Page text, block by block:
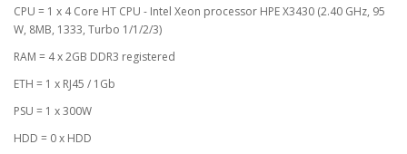
CPU = 1 x 4 Core HT CPU - Intel Xeon processor HPE X3430 (2.40 GHz, 95
W, 8MB, 1333, Turbo 1/1/2/3)
RAM = 4 x 2GB DDR3 registered
ETH = 1 x RJ45 / 1Gb
PSU = 1 x 300W
HDD = 0 x HDD